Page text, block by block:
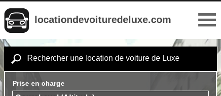
locationdevoituredeluxe.com
Rechercher une location de voiture de Luxe
Prise en charge